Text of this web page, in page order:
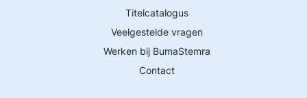
Titelcatalogus
Veelgestelde vragen
Werken bij BumaStemra
Contact